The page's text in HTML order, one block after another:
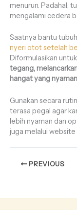
menurun. Padahal,
mengalami cedera
Saatnya bantu
nyeri otot setelah
Diformulasikan
tegang,
hangat yang nyaman
Gunakan secara
terasa pegal agar
lebih nyaman dan
juga melalui website
PREVIOUS